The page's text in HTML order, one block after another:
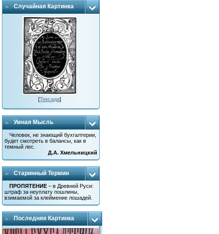
Случайная Картинка
[Тексада]
Умная Мысль
Человек, не знающий бухгалтерии,
будет смотреть в балансы, как в
темный лес.
Д.А. Хмельницкий
Старинный Термин
ПРОПЯТЕНИЕ – в Древней Руси:
штраф за неуплату пошлины,
взимаемой за клеймение лошадей.
Последняя Картинка